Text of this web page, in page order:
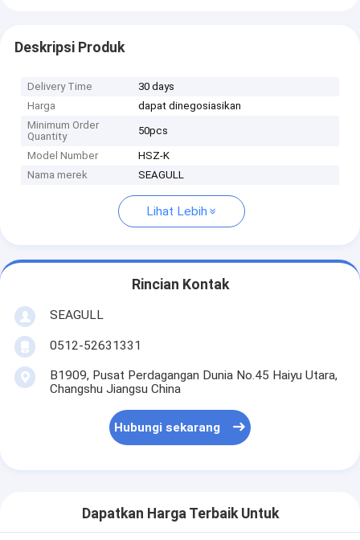
Deskripsi Produk
Delivery Time
30 days
Harga
dapat dinegosiasikan
Minimum Order
Quantity
50pcs
Model Number
HSZ-K
Nama merek
SEAGULL
Lihat Lebih
Rincian Kontak
SEAGULL
0512-52631331
B1909, Pusat Perdagangan Dunia No.45 Haiyu Utara,
Changshu Jiangsu China
Hubungi sekarang
Dapatkan Harga Terbaik Untuk